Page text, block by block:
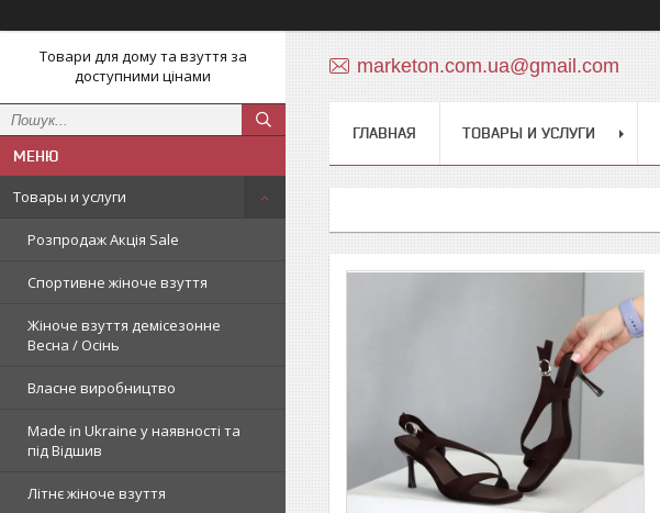
Товари для дому та взуття за
доступними цінами
Товары и услуги
Розпродаж Акція Sale
Спортивне жіноче взуття
Жіноче взуття демісезонне
Весна / Осінь
Власне виробництво
Made in Ukraine у наявності та
під Відшив
Літнє жіноче взуття
marketon.com.ua@gmail.com
ГЛАВНАЯ ТОВАРЫ И УСЛУГИ